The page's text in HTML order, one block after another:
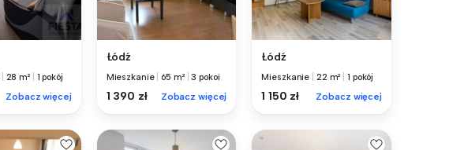
28 m² 1 pokój
Zobacz więcej
Łódź
Mieszkanie 65 m² |3 pokoi
1 390 zł Zobacz więcej
Łódź
Mieszkanie 22 m² 1 pokój
1 150 zł Zobacz więcej